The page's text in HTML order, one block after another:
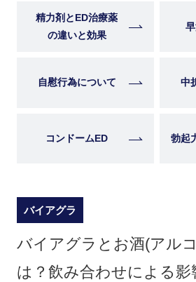
精力剤とED治療薬
の違いと効果
自慰行為について 中
コンドームED 勃起
バイアグラ
バイアグラとお酒(アル
は？飲み合わせによる影